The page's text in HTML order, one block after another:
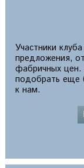
Участники
предложения,
фабричных цен.
подобрать еще
к нам.